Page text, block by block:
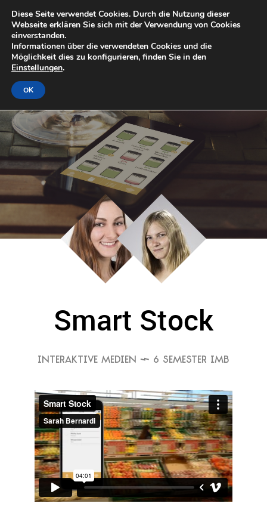
Smart Stock
INTERAKTIVE MEDIEN  6 SEMESTER IMB
Diese Seite verwendet Cookies. Durch die Nutzung dieser
Webseite erklären Sie sich mit der Verwendung von Cookies
einverstanden.
Informationen über die verwendeten Cookies und die
Möglichkeit dies zu konfigurieren, finden Sie in den
Einstellungen.
OK